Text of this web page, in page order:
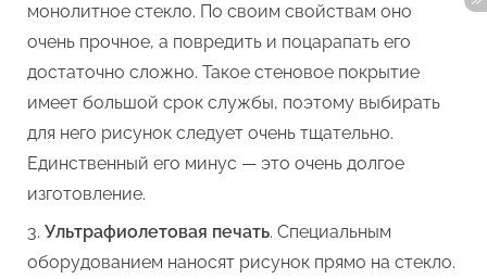
монолитное стекло. По своим свойствам оно
очень прочное, а повредить и поцарапать его
достаточно сложно. Такое стеновое покрытие
имеет большой срок службы, поэтому выбирать
для него рисунок следует очень тщательно.
Единственный его минус — это очень долгое
изготовление.
Ультрафиолетовая печать. Специальным
оборудованием наносят рисунок прямо на стекло.